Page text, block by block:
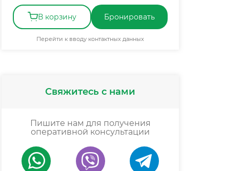
В корзину Бронировать
Перейти к вводу контактных данных
Свяжитесь с нами
Пишите нам для получения
оперативной консультации